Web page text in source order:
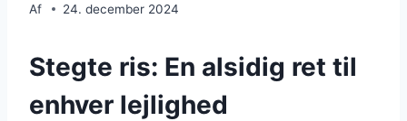
Af 24. december 2024
Stegte ris: En alsidig ret til
enhver lejlighed